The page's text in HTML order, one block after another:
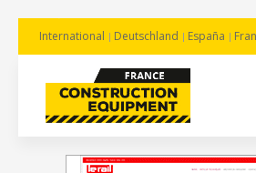
International Deutschland España